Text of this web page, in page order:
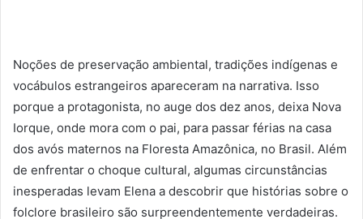
Noções de preservação ambiental, tradições indígenas e
vocábulos estrangeiros apareceram na narrativa. Isso
porque a protagonista, no auge dos dez anos, deixa Nova
Iorque, onde mora com o pai, para passar férias na casa
dos avós maternos na Floresta Amazônica, no Brasil. Além
de enfrentar o choque cultural, algumas circunstâncias
inesperadas levam Elena a descobrir que histórias sobre o
folclore brasileiro são surpreendentemente verdadeiras.